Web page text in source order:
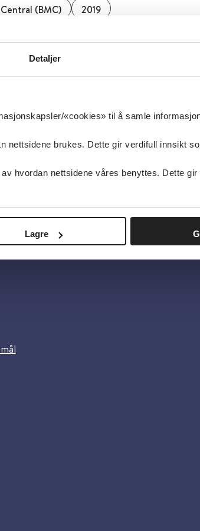
Detaljer
«cookies» til å samle
nettsidene brukes. Dette gir verdifull innsikt
hvordan nettsidene våres benyttes. Dette
Lagre
(BMC) 2019